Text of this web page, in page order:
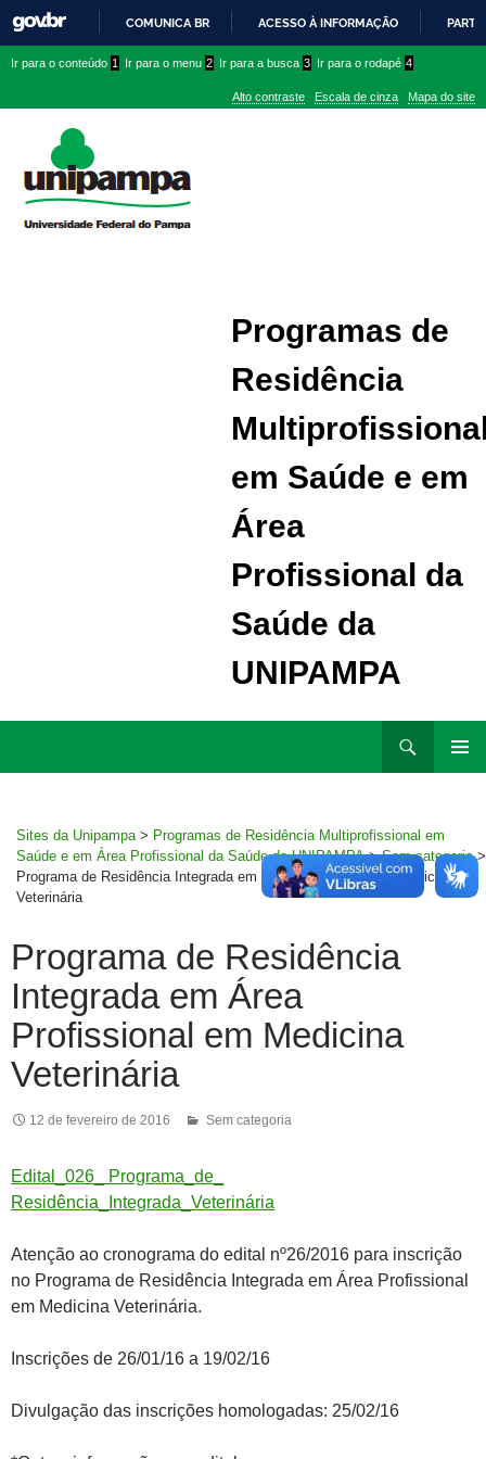
PARA
CONTEÚDO
COMUNICA BR ACESSO À INFORMAÇÃO
conteúdo
menu
superior
menu
Ir para o conteúdo 1 Ir para o menu 2 Ir para a busca 3 Ir para o rodapé 4
Alto contraste Escala de cinza Mapa do site
Programas de
Residência
em Saúde e em
Área
Profissional da
Saúde da
UNIPAMPA
Sites da Unipampa > Programas de Residência Multiprofissional em
Saúde e em Área Profissional da Saúde da UNIPAMPA>Sem categoria>
Programa de Residência Integrada em Área Profissional em Medicina
Veterinária
Programa de Residência
Integrada em Área
Profissional em Medicina
Veterinária
12 de fevereiro de 2016 Sem categoria
Edital_026_ Programa_de_
Residência_Integrada_Veterinária
Atenção ao cronograma do edital nº26/2016 para inscrição
no Programa de Residência Integrada em Área Profissional
em Medicina Veterinária.
Inscrições de 26/01/16 a 19/02/16
Divulgação das inscrições homologadas: 25/02/16